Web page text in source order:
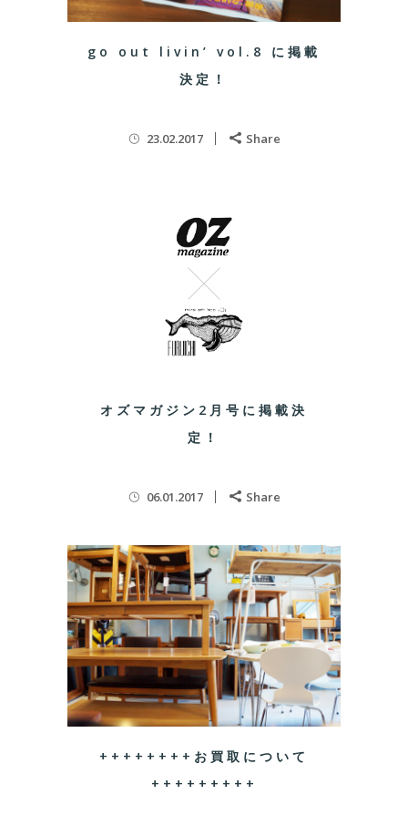
go out livin’ vol.8 に掲載
決定！
23.02.2017 Share
オズマガジン2月号に掲載決
定！
06.01.2017 Share
++++++++お買取について
+++++++++